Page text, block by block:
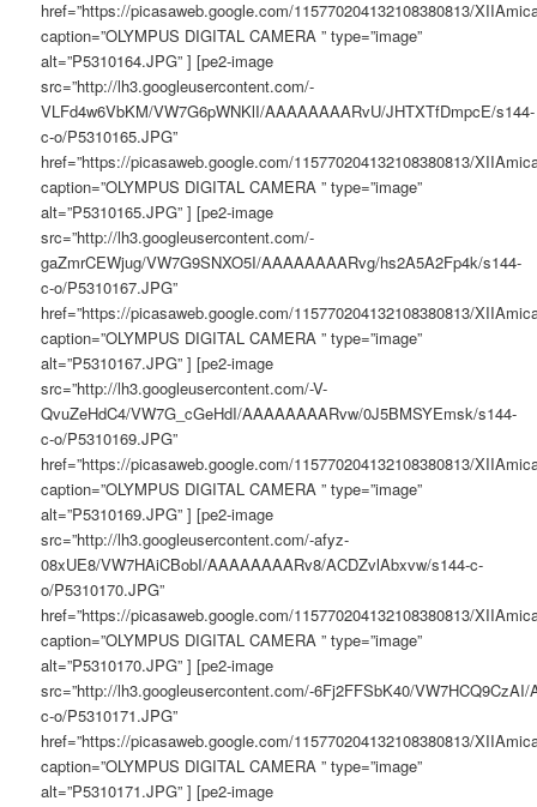
href=”https://picasaweb.google.com/115770204132108380813/
caption=”OLYMPUS DIGITAL CAMERA ” type=”image”
alt=”P5310164.JPG” ] [pe2-image
src=”http://lh3.googleusercontent.com/-
VLFd4w6VbKM/VW7G6pWNKlI/AAAAAAAARvU/JHTXTfDmpcE/s144-
c-o/P5310165.JPG”
href=”https://picasaweb.google.com/115770204132108380813/
caption=”OLYMPUS DIGITAL CAMERA ” type=”image”
alt=”P5310165.JPG” ] [pe2-image
src=”http://lh3.googleusercontent.com/-
gaZmrCEWjug/VW7G9SNXO5I/AAAAAAAARvg/hs2A5A2Fp4k/s144-
c-o/P5310167.JPG”
href=”https://picasaweb.google.com/115770204132108380813/
caption=”OLYMPUS DIGITAL CAMERA ” type=”image”
alt=”P5310167.JPG” ] [pe2-image
src=”http://lh3.googleusercontent.com/-V-
QvuZeHdC4/VW7G_cGeHdI/AAAAAAAARvw/0J5BMSYEmsk/s144-
c-o/P5310169.JPG”
href=”https://picasaweb.google.com/115770204132108380813/
caption=”OLYMPUS DIGITAL CAMERA ” type=”image”
alt=”P5310169.JPG” ] [pe2-image
src=”http://lh3.googleusercontent.com/-afyz-
08xUE8/VW7HAiCBobI/AAAAAAAARv8/ACDZvlAbxvw/s144-c-
o/P5310170.JPG”
href=”https://picasaweb.google.com/115770204132108380813/
caption=”OLYMPUS DIGITAL CAMERA ” type=”image”
alt=”P5310170.JPG” ] [pe2-image
src=”http://lh3.googleusercontent.com/-6Fj2FFSbK40/
c-o/P5310171.JPG”
href=”https://picasaweb.google.com/115770204132108380813/
caption=”OLYMPUS DIGITAL CAMERA ” type=”image”
alt=”P5310171.JPG” ] [pe2-image